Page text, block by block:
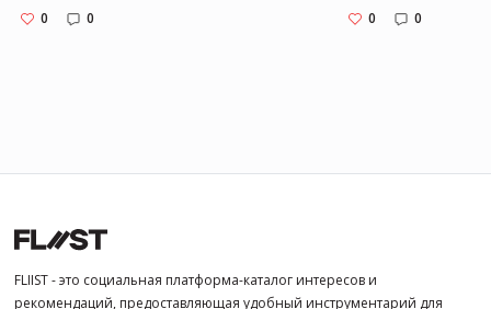
0 0 0 0
FLIIST - это социальная платформа-каталог интересов и
рекомендаций, предоставляющая удобный инструментарий для